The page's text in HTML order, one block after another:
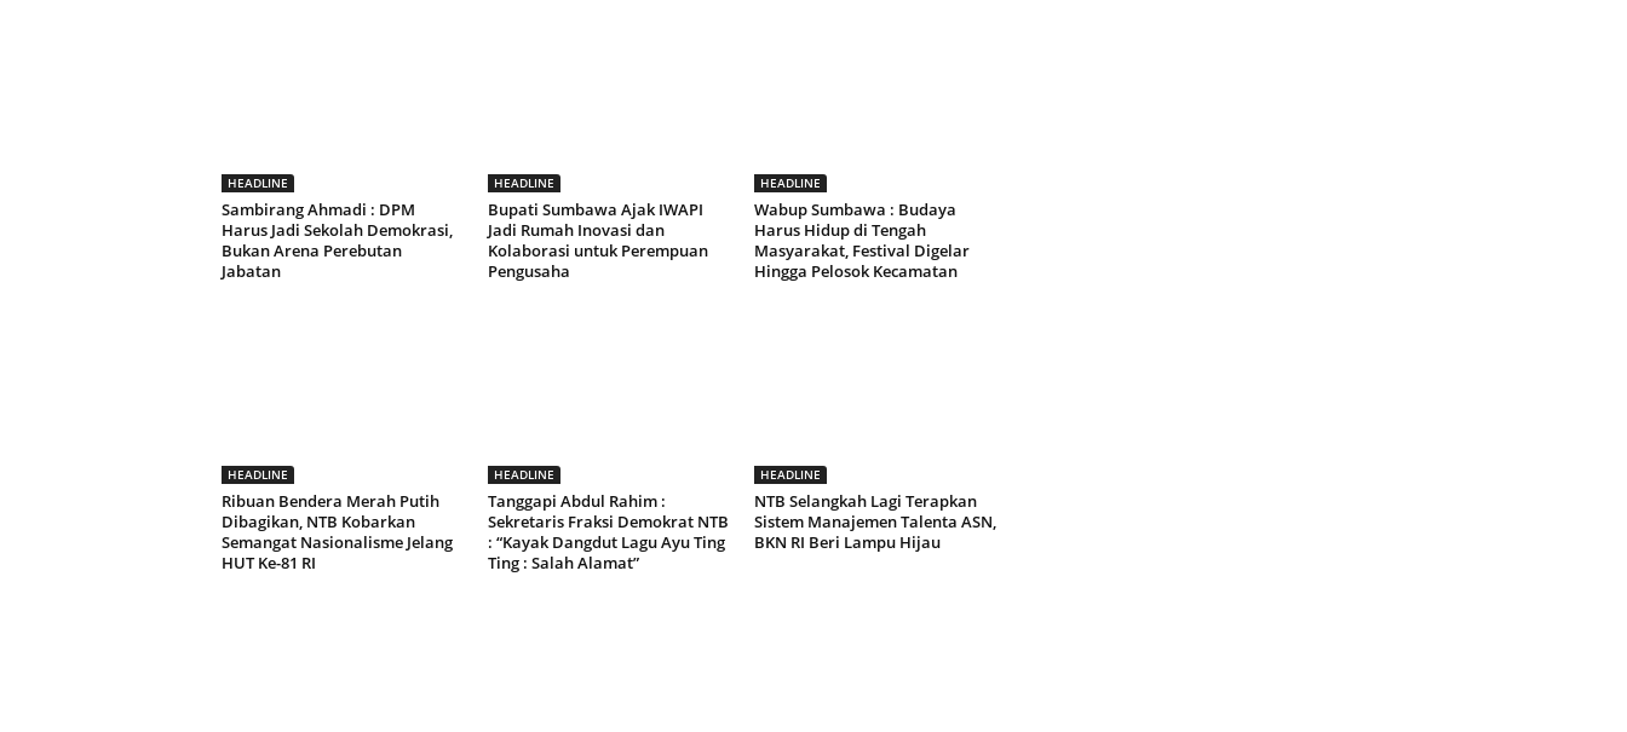
HEADLINE
Sambirang Ahmadi : DPM
Harus Jadi Sekolah Demokrasi,
Bukan Arena Perebutan
Jabatan
HEADLINE
Bupati Sumbawa Ajak IWAPI
Jadi Rumah Inovasi dan
Kolaborasi untuk Perempuan
Pengusaha
HEADLINE
Wabup Sumbawa : Budaya
Harus Hidup di Tengah
Masyarakat, Festival Digelar
Hingga Pelosok Kecamatan
HEADLINE
Ribuan Bendera Merah Putih
Dibagikan, NTB Kobarkan
Semangat Nasionalisme Jelang
HUT Ke-81 RI
HEADLINE
Tanggapi Abdul Rahim :
Sekretaris Fraksi Demokrat NTB
: “Kayak Dangdut Lagu Ayu Ting
Ting : Salah Alamat”
HEADLINE
NTB Selangkah Lagi Terapkan
Sistem Manajemen Talenta ASN,
BKN RI Beri Lampu Hijau